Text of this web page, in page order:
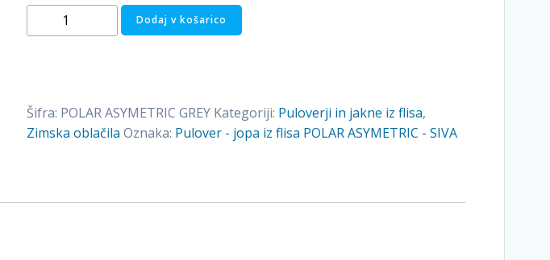
Pulover
-
POLAR
ASYMETRIC
Dodaj v košarico
Šifra: POLAR ASYMETRIC GREY Kategoriji: Puloverji in jakne iz flisa,
Zimska oblačila Oznaka: Pulover - jopa iz flisa POLAR ASYMETRIC - SIVA